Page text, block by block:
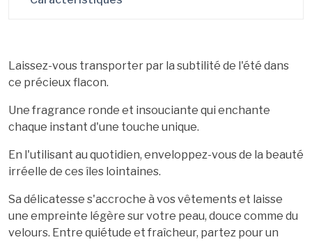
Laissez-vous transporter par la subtilité de l'été dans
ce précieux flacon.
Une fragrance ronde et insouciante qui enchante
chaque instant d'une touche unique.
En l'utilisant au quotidien, enveloppez-vous de la beauté
irréelle de ces îles lointaines.
Sa délicatesse s'accroche à vos vêtements et laisse
une empreinte légère sur votre peau, douce comme du
velours. Entre quiétude et fraîcheur, partez pour un